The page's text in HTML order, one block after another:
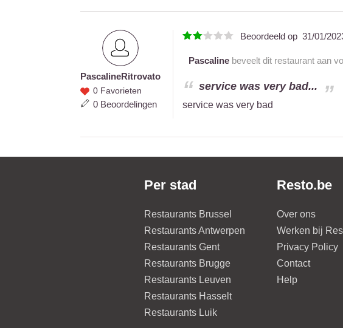
Pascaline
Ritrovato
PascalineRitrovato
0 Favorieten
0 Beoordelingen
Beoordeeld op 31/01/
Pascaline beveelt dit restaurant aan
service was very bad...
service was very bad
Per stad
Restaurants Brussel
Restaurants Antwerpen
Restaurants Gent
Restaurants Brugge
Restaurants Leuven
Restaurants Hasselt
Restaurants Luik
Resto.be
Over ons
Werken bij
Privacy Policy
Contact
Help